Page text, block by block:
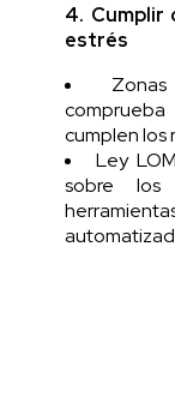
4. Cumplir
estrés
cumplen los
Ley
sobre los